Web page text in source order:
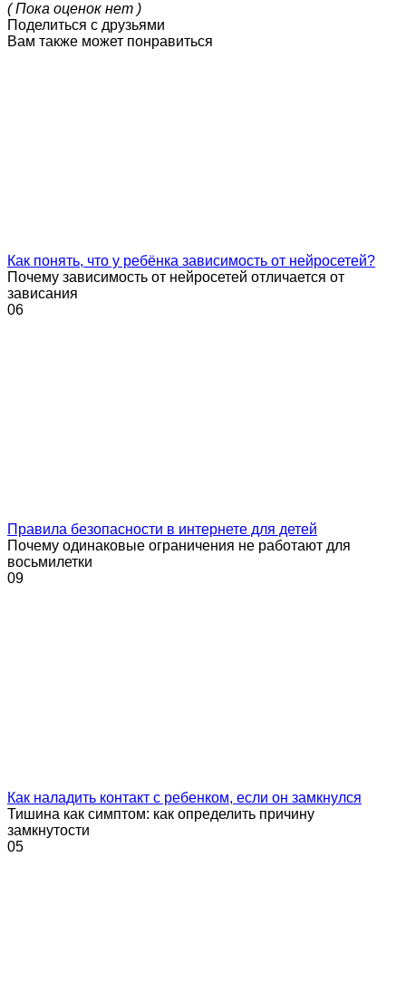
( Пока оценок нет )
Поделиться с друзьями
Вам также может понравиться
Как понять, что у ребёнка зависимость от нейросетей?
Почему зависимость от нейросетей отличается от
зависания
06
Правила безопасности в интернете для детей
Почему одинаковые ограничения не работают для
восьмилетки
09
Как наладить контакт с ребенком, если он замкнулся
Тишина как симптом: как определить причину
замкнутости
05